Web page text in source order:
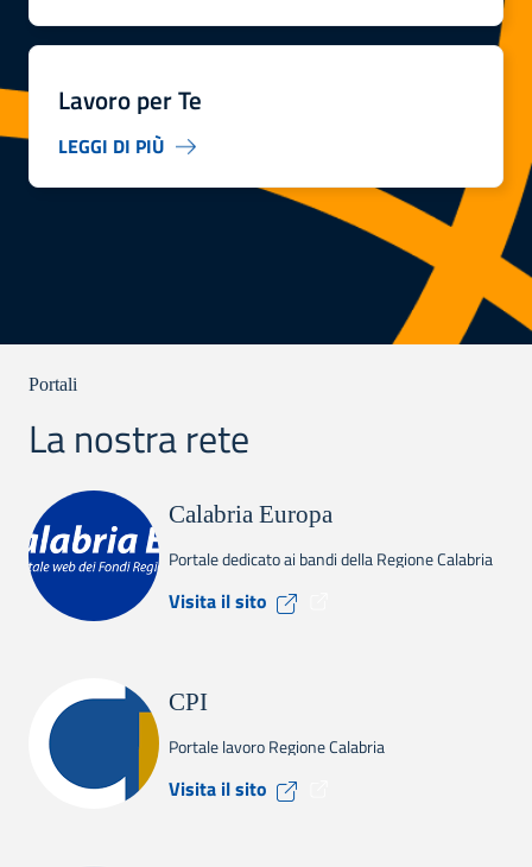
Lavoro per Te
LEGGI DI PIÙ
Portali
La nostra rete
Calabria Europa
Portale dedicato ai bandi della Regione Calabria
Visita il sito
CPI
Portale lavoro Regione Calabria
Visita il sito